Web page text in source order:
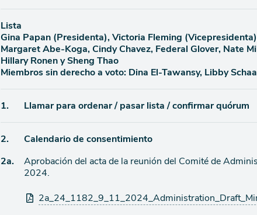
Lista
Gina Papan (Presidenta), Victoria Fleming
Margaret Abe-Koga, Cindy Chavez, Federal Glover, Nate
Hillary Ronen y Sheng Thao
Miembros sin derecho a voto: Dina El-Tawansy, Libby
Ítem
agenda
1. Llamar para ordenar / pasar lista / confirmar quórum
Ítem
de
agenda
2.
Calendario de consentimiento
Ítem
agenda
2a.
Aprobación del acta de la reunión del Comité de
2024.
Archivos
adjuntos